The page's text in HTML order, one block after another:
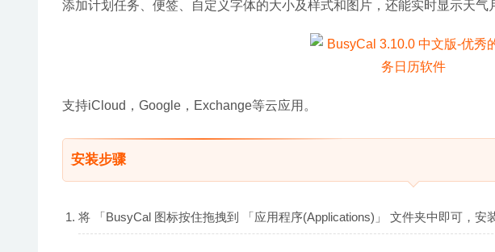
添加计划任务、便签、自定义字体的大小及样式和图片，还能实时显示天气
支持iCloud，Google，Exchange等云应用。
安装步骤
将 「BusyCal 图标按住拖拽到 「应用程序(Applications)」 文件夹中即可，安